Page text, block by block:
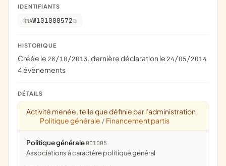
IDENTIFIANTS
RNAW101000572
HISTORIQUE
Créée le 28/10/2013, dernière déclaration le 24/05/2014
4 évènements
DÉTAILS
Activité menée, telle que définie par l'administration
Politique générale / Financement partis
Politique générale 001005
associations à caractère politique général